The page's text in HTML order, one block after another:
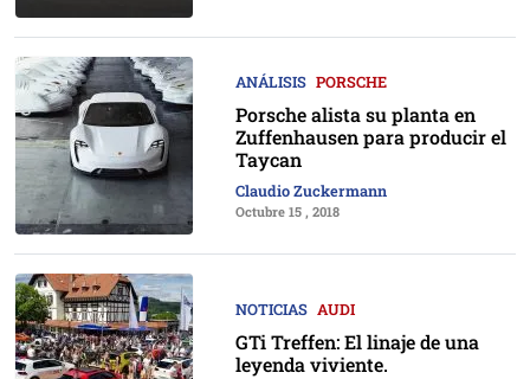
ANÁLISIS PORSCHE
Porsche alista su planta en
Zuffenhausen para producir el
Taycan
Claudio Zuckermann
Octubre 15 , 2018
NOTICIAS AUDI
GTi Treffen: El linaje de una
leyenda viviente.